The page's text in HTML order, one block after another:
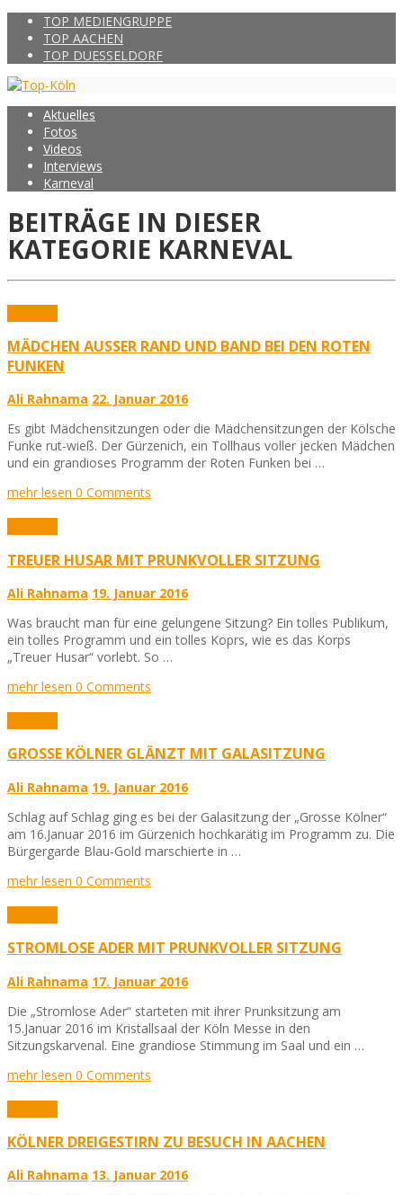
TOP MEDIENGRUPPE
TOP AACHEN
TOP DUESSELDORF
Aktuelles
Fotos
Videos
Interviews
Karneval
BEITRÄGE IN DIESER
KATEGORIE KARNEVAL
MÄDCHEN AUSSER RAND UND BAND BEI DEN ROTEN
FUNKEN
Ali Rahnama 22. Januar 2016
Es gibt Mädchensitzungen oder die Mädchensitzungen der Kölsche
Funke rut-wieß. Der Gürzenich, ein Tollhaus voller jecken Mädchen
und ein grandioses Programm der Roten Funken bei …
mehr lesen 0 Comments
TREUER HUSAR MIT PRUNKVOLLER SITZUNG
Ali Rahnama 19. Januar 2016
Was braucht man für eine gelungene Sitzung? Ein tolles Publikum,
ein tolles Programm und ein tolles Koprs, wie es das Korps
„Treuer Husar“ vorlebt. So …
mehr lesen 0 Comments
GROSSE KÖLNER GLÄNZT MIT GALASITZUNG
Ali Rahnama 19. Januar 2016
Schlag auf Schlag ging es bei der Galasitzung der „Grosse Kölner“
am 16.Januar 2016 im Gürzenich hochkarätig im Programm zu. Die
Bürgergarde Blau-Gold marschierte in …
mehr lesen 0 Comments
STROMLOSE ADER MIT PRUNKVOLLER SITZUNG
Ali Rahnama 17. Januar 2016
Die „Stromlose Ader“ starteten mit ihrer Prunksitzung am
15.Januar 2016 im Kristallsaal der Köln Messe in den
Sitzungskarvenal. Eine grandiose Stimmung im Saal und ein …
mehr lesen 0 Comments
KÖLNER DREIGESTIRN ZU BESUCH IN AACHEN
Ali Rahnama 13. Januar 2016